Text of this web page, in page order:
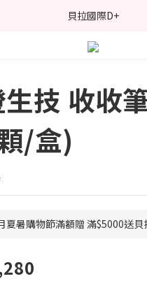
貝拉國際D+
技 收收
/盒)
夏暑購物節滿額贈 滿$5000送